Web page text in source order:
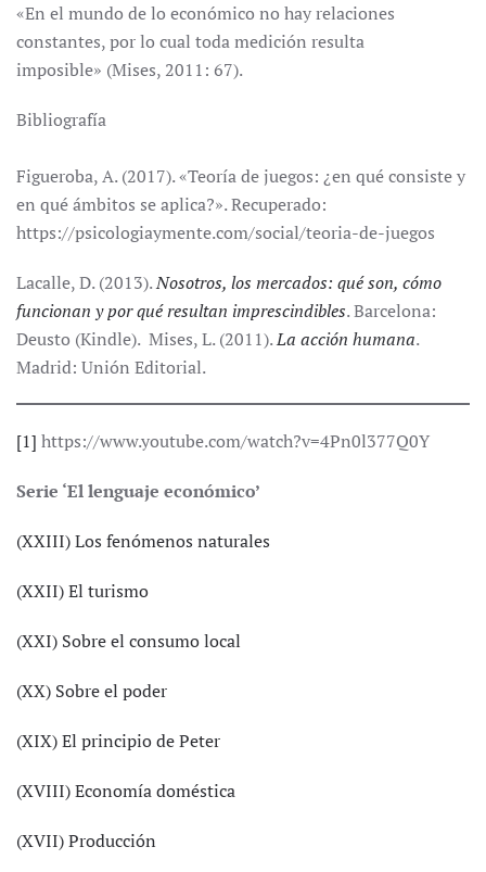
«En el mundo de lo económico no hay relaciones
constantes, por lo cual toda medición resulta
imposible» (Mises, 2011: 67).
Bibliografía
Figueroba, A. (2017). «Teoría de juegos: ¿en qué consiste y
en qué ámbitos se aplica?». Recuperado:
https://psicologiaymente.com/social/teoria-de-juegos
Lacalle, D. (2013).Nosotros, los mercados: qué son, cómo
funcionan y por qué resultan imprescindibles. Barcelona:
Deusto (Kindle). Mises, L. (2011).La acción humana.
Madrid: Unión Editorial.
[1] https://www.youtube.com/watch?v=4Pn0l377Q0Y
Serie ‘El lenguaje económico’
(XXIII) Los fenómenos naturales
(XXII) El turismo
(XXI) Sobre el consumo local
(XX) Sobre el poder
(XIX) El principio de Peter
(XVIII) Economía doméstica
(XVII) Producción